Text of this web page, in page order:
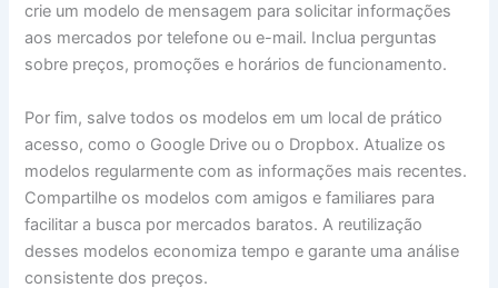
crie um modelo de mensagem para solicitar informações
aos mercados por telefone ou e-mail. Inclua perguntas
sobre preços, promoções e horários de funcionamento.
Por fim, salve todos os modelos em um local de prático
acesso, como o Google Drive ou o Dropbox. Atualize os
modelos regularmente com as informações mais recentes.
Compartilhe os modelos com amigos e familiares para
facilitar a busca por mercados baratos. A reutilização
desses modelos economiza tempo e garante uma análise
consistente dos preços.